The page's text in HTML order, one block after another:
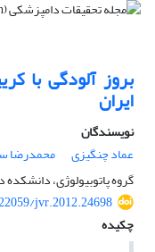
بروز آلودگی با
ایران
نویسندگان
عماد چنگیزی
محمدرضا
گروه پاتوبیولوژی،
jvr.2012.24698
چکیده